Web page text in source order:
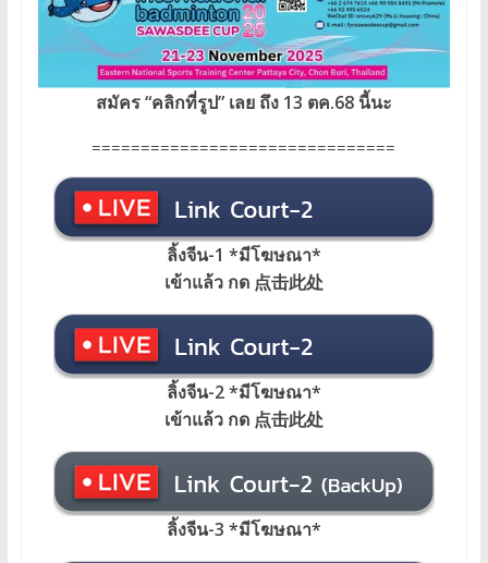
สมัคร “คลิกที่รูป” เลย ถึง 13 ตค.68 นี้นะ
===============================
ลิ้งจีน-1 *มีโฆษณา*
เข้าแล้ว กด 点击此处
ลิ้งจีน-2 *มีโฆษณา*
เข้าแล้ว กด 点击此处
ลิ้งจีน-3 *มีโฆษณา*